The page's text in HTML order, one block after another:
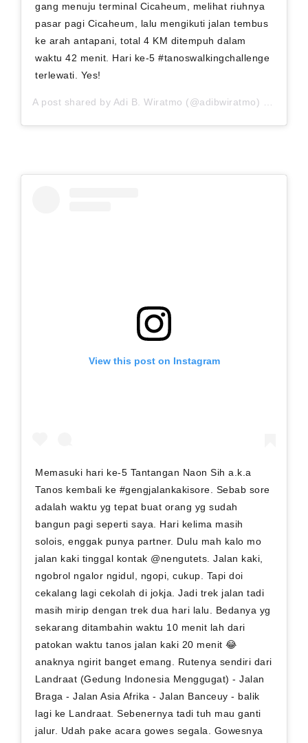
gang menuju terminal Cicaheum, melihat riuhnya
pasar pagi Cicaheum, lalu mengikuti jalan tembus
ke arah antapani, total 4 KM ditempuh dalam
waktu 42 menit. Hari ke-5 #tanoswalkingchallenge
terlewati. Yes!
A post shared by Adi B. Wiratmo (@adibwiratmo) on
View this post on Instagram
Memasuki hari ke-5 Tantangan Naon Sih a.k.a
Tanos kembali ke #gengjalankakisore. Sebab sore
adalah waktu yg tepat buat orang yg sudah
bangun pagi seperti saya. Hari kelima masih
solois, enggak punya partner. Dulu mah kalo mo
jalan kaki tinggal kontak @nengutets. Jalan kaki,
ngobrol ngalor ngidul, ngopi, cukup. Tapi doi
cekalang lagi cekolah di jokja. Jadi trek jalan tadi
masih mirip dengan trek dua hari lalu. Bedanya yg
sekarang ditambahin waktu 10 menit lah dari
patokan waktu tanos jalan kaki 20 menit 😂
anaknya ngirit banget emang. Rutenya sendiri dari
Landraat (Gedung Indonesia Menggugat) - Jalan
Braga - Jalan Asia Afrika - Jalan Banceuy - balik
lagi ke Landraat. Sebenernya tadi tuh mau ganti
jalur. Udah pake acara gowes segala. Gowesnya